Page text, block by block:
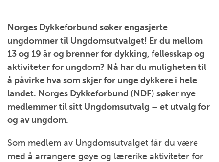
Norges Dykkeforbund søker engasjerte
ungdommer til Ungdomsutvalget! Er du mellom
13 og 19 år og brenner for dykking, fellesskap og
aktiviteter for ungdom? Nå har du muligheten til
å påvirke hva som skjer for unge dykkere i hele
landet. Norges Dykkeforbund (NDF) søker nye
medlemmer til sitt Ungdomsutvalg – et utvalg for
og av ungdom.
Som medlem av Ungdomsutvalget får du være
med å arrangere gøye og lærerike aktiviteter for